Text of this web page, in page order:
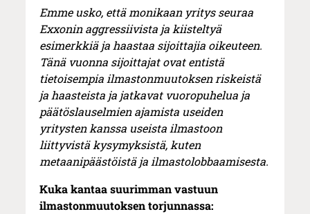
Emme usko, että monikaan yritys seuraa
Exxonin aggressiivista ja kiisteltyä
esimerkkiä ja haastaa sijoittajia oikeuteen.
Tänä vuonna sijoittajat ovat entistä
tietoisempia ilmastonmuutoksen riskeistä
ja haasteista ja jatkavat vuoropuhelua ja
päätöslauselmien ajamista useiden
yritysten kanssa useista ilmastoon
liittyvistä kysymyksistä, kuten
metaanipäästöistä ja ilmastolobbaamisesta.
Kuka kantaa suurimman vastuun
ilmastonmuutoksen torjunnassa: